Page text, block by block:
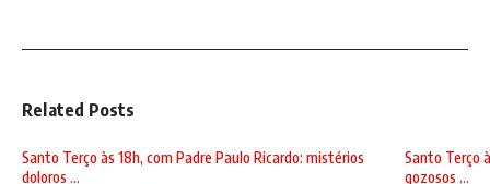
Related Posts
Santo Terço às 18h, com Padre Paulo Ricardo: mistérios
doloros ...
Santo Terço
gozosos ...